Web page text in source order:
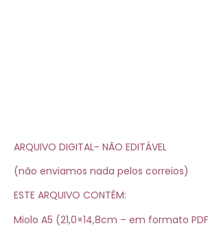
ARQUIVO DIGITAL- NÃO EDITÁVEL
(não enviamos nada pelos correios)
ESTE ARQUIVO CONTÉM:
Miolo A5 (21,0×14,8cm – em formato PDF